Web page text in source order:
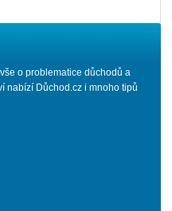
o problematice důchodů a
nabízí Důchod.cz i mnoho tipů